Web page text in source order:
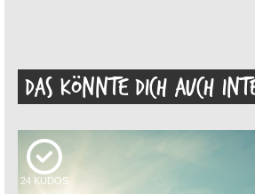
DAS KÖNNTE DICH AUCH
24 KUDOS